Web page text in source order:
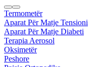
Termometër
Aparat Për Matje Tensioni
Aparat Për Matje Diabeti
Terapia Aerosol
Oksimetër
Peshore